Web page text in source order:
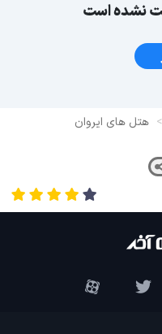
نشده است
هتل های ایروان